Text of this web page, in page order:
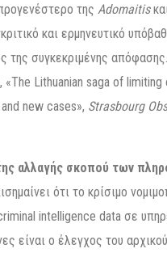
της Adomaitis
και ερμηνευτικό
της συγκεκριμένης
«The Lithuanian saga of limiting
new cases», Strasbourg
αλλαγής σκοπού των
ότι το κρίσιμο
intelligence data σε
είναι ο έλεγχος του